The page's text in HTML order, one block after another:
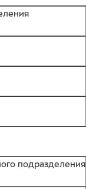
подразделения